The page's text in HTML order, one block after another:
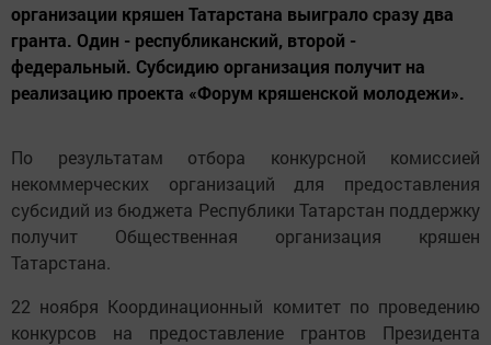
организации кряшен Татарстана выиграло сразу два
гранта. Один - республиканский, второй -
федеральный. Субсидию организация получит на
реализацию проекта «Форум кряшенской молодежи».
По результатам отбора конкурсной комиссией
некоммерческих организаций для предоставления
субсидий из бюджета Республики Татарстан поддержку
получит Общественная организация кряшен
Татарстана.
22 ноября Координационный комитет по проведению
конкурсов на предоставление грантов Президента